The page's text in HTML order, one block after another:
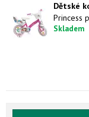
Dětské
Skladem